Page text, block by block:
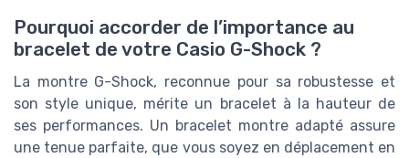
Pourquoi accorder de l’importance au
bracelet de votre Casio G-Shock ?
La montre G-Shock, reconnue pour sa robustesse et
son style unique, mérite un bracelet à la hauteur de
ses performances. Un bracelet montre adapté assure
une tenue parfaite, que vous soyez en déplacement en